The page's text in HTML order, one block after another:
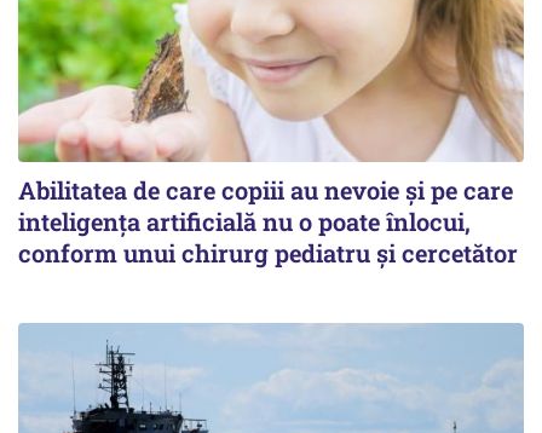
Abilitatea de care copiii au nevoie și pe care
inteligența artificială nu o poate înlocui,
conform unui chirurg pediatru și cercetător